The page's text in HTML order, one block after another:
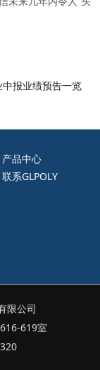
报业绩预告一览
产品中心
联系GLPOLY
限公司
619室